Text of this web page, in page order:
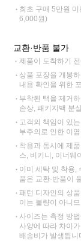
최초 구매 5만원
6,000원)
교환·반품 불가
제품이 도착하기
상품 포장을 개봉
내용 확인을 위한
부착된 택을 제거
손상, 패키지백 분
고객의 책임이 있
부주의로 인한 이
착용과 동시에 제
스, 비키니, 이너웨
이미 세탁 및 착용,
품은 교환·반품이
패턴 디자인의 상
이는 불량이 아니
사이즈는 측정 방
사양에 따라 차이
배송비가 발생됩니